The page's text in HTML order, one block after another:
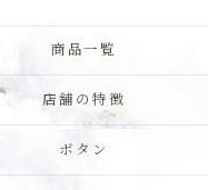
商品一覧
店舗の特徴
ボタン